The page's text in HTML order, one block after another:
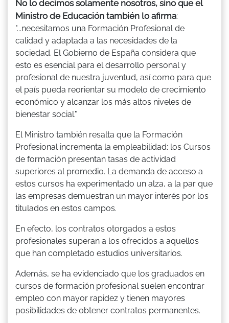
No lo decimos solamente nosotros, sino que el
Ministro de Educación también lo afirma:
"...necesitamos una Formación Profesional de
calidad y adaptada a las necesidades de la
sociedad. El Gobierno de España considera que
esto es esencial para el desarrollo personal y
profesional de nuestra juventud, así como para que
el país pueda reorientar su modelo de crecimiento
económico y alcanzar los más altos niveles de
bienestar social."
El Ministro también resalta que la Formación
Profesional incrementa la empleabilidad: los Cursos
de formación presentan tasas de actividad
superiores al promedio. La demanda de acceso a
estos cursos ha experimentado un alza, a la par que
las empresas demuestran un mayor interés por los
titulados en estos campos.
En efecto, los contratos otorgados a estos
profesionales superan a los ofrecidos a aquellos
que han completado estudios universitarios.
Además, se ha evidenciado que los graduados en
cursos de formación profesional suelen encontrar
empleo con mayor rapidez y tienen mayores
posibilidades de obtener contratos permanentes.